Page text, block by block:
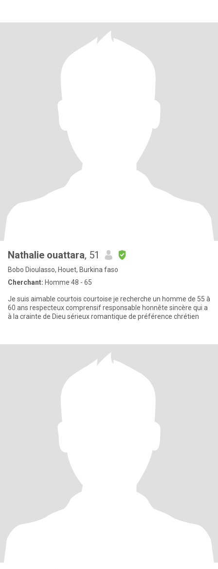
Nathalie ouattara, 51
Bobo Dioulasso, Houet, Burkina faso
Cherchant: Homme 48 - 65
Je suis aimable courtois courtoise je recherche un homme de 55 à
60 ans respecteux comprensif responsable honnête sincère qui a
à la crainte de Dieu sérieux romantique de préférence chrétien